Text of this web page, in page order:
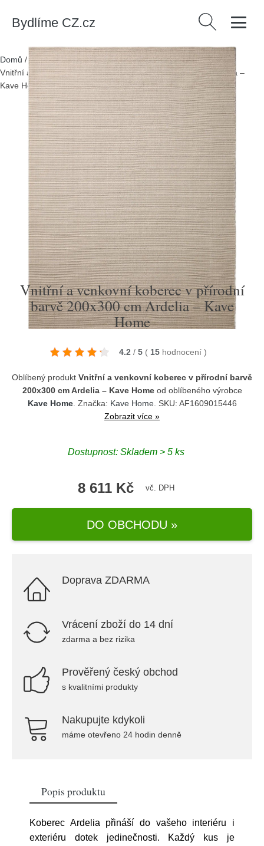
Bydlíme CZ.cz Vyhledávání
Domů /Produkty/> Koberce a rohožky > Venkovní koberce/
Vnitřní a venkovní koberec v přírodní barvě 200x300 cm Ardelia –
Kave Home
Vnitřní a venkovní koberec v přírodní
barvě 200x300 cm Ardelia – Kave
Home
4.2 / 5 ( 15 hodnocení )
Oblíbený produkt Vnitřní a venkovní koberec v přírodní barvě
200x300 cm Ardelia – Kave Homeod oblíbeného výrobce
Kave Home. Značka: Kave Home. SKU: AF1609015446
Zobrazit více »
Dostupnost: Skladem > 5 ks
8 611 Kč vč. DPH
DO OBCHODU »
Doprava ZDARMA
Vrácení zboží do 14 dní
zdarma a bez rizika
Prověřený český obchod
s kvalitními produkty
Nakupujte kdykoli
máme otevřeno 24 hodin denně
Popis produktu
Koberec Ardelia přináší do vašeho interiéru i
exteriéru dotek jedinečnosti. Každý kus je